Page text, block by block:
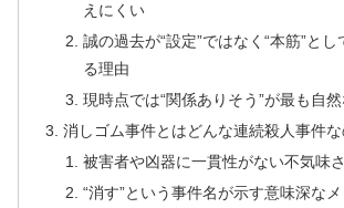
えにくい
誠の過去が“設定”ではなく“本筋”と
る理由
現時点では“関係ありそう”が最も自
消しゴム事件とはどんな連続殺人事件
被害者や凶器に一貫性がない不気味さ
“消す”という事件名が示す意味深な